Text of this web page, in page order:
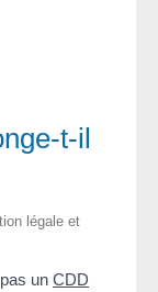
t-il
légale et
un CDD